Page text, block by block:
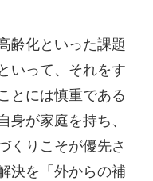
齢化といった課題
いって、それをす
とには慎重である
身が家庭を持ち、
くりこそが優先さ
決を「外からの補